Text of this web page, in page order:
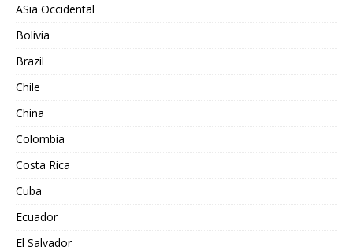
ASia Occidental
Bolivia
Brazil
Chile
China
Colombia
Costa Rica
Cuba
Ecuador
El Salvador